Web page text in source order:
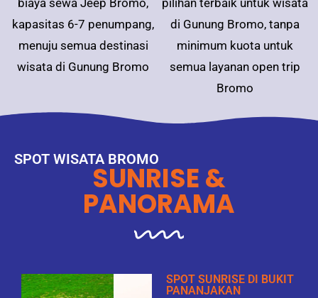
biaya sewa Jeep Bromo,
kapasitas 6-7 penumpang,
menuju semua destinasi
wisata di Gunung Bromo
pilihan terbaik untuk wisata
di Gunung Bromo, tanpa
minimum kuota untuk
semua layanan open trip
Bromo
SPOT WISATA BROMO
SUNRISE &
PANORAMA
SPOT SUNRISE DI BUKIT
PANANJAKAN